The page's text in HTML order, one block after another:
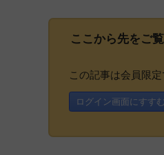
ここから先をご
この記事は会員限
ログイン画面にすすむ